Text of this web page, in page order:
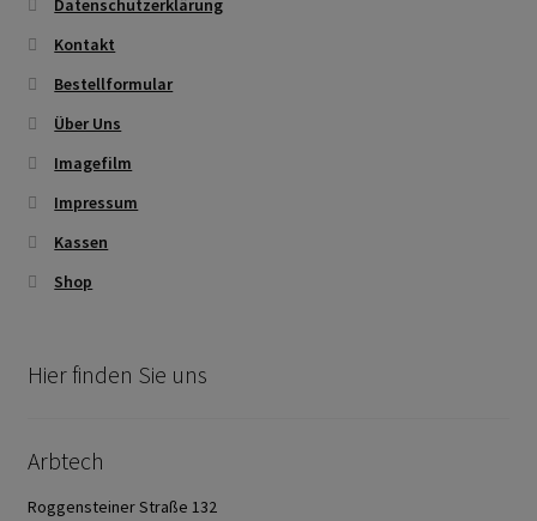
Datenschutzerklärung
Kontakt
Bestellformular
Über Uns
Imagefilm
Impressum
Kassen
Shop
Hier finden Sie uns
Arbtech
Roggensteiner Straße 132